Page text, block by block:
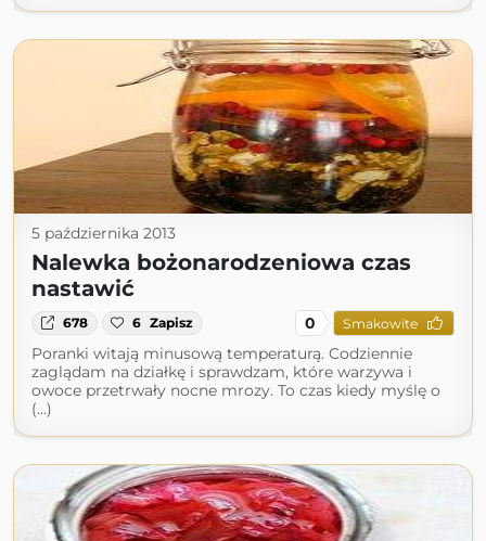
5 października 2013
Nalewka bożonarodzeniowa czas
nastawić
678 6 Zapisz 0 Smakowite
Poranki witają minusową temperaturą. Codziennie
zaglądam na działkę i sprawdzam, które warzywa i
owoce przetrwały nocne mrozy. To czas kiedy myślę o
(...)